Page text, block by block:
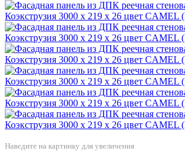
Наведите на картинку для увеличения